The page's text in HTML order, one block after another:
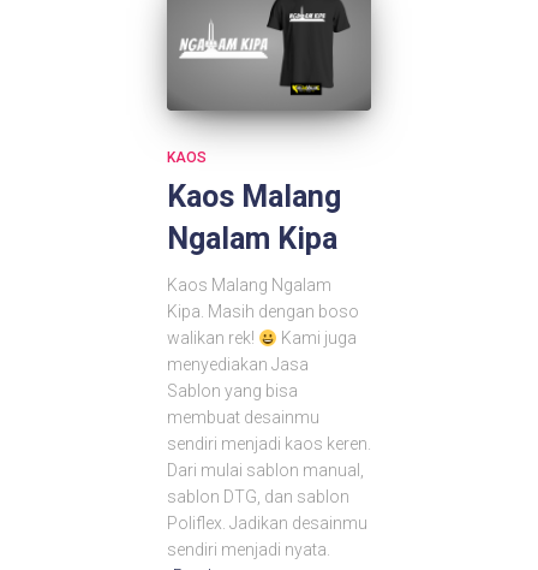
KAOS
Kaos Malang
Ngalam Kipa
Kaos Malang Ngalam
Kipa. Masih dengan boso
walikan rek!
Kami juga
menyediakan Jasa
Sablon yang bisa
membuat desainmu
sendiri menjadi kaos keren.
Dari mulai sablon manual,
sablon DTG, dan sablon
Poliflex. Jadikan desainmu
sendiri menjadi nyata.